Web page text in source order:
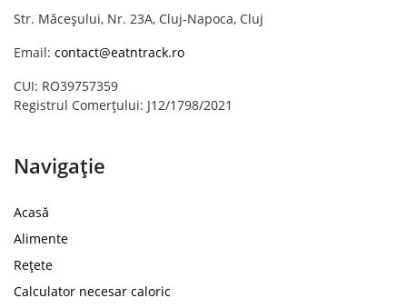
Str. Măceșului, Nr. 23A, Cluj-Napoca, Cluj
Email: contact@eatntrack.ro
CUI: RO39757359
Registrul Comerțului: J12/1798/2021
Navigație
Acasă
Alimente
Rețete
Calculator necesar caloric